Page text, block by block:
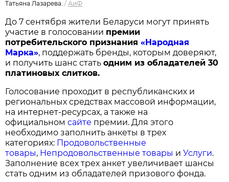
Татьяна Лазарева. / АиФ
До 7 сентября жители Беларуси могут принять
участие в голосовании премии
потребительского признания«Народная
Марка», поддержать бренды, которым доверяют,
и получить шанс статьодним из обладателей 30
платиновых слитков.
Голосование проходит в республиканских и
региональных средствах массовой информации,
на интернет-ресурсах, а также на
официальномсайте премии. Для этого
необходимо заполнить анкеты в трех
категориях: Продовольственные
товары, Непродовольственные товары иУслуги.
Заполнение всех трех анкет увеличивает шансы
стать одним из обладателей призового фонда.